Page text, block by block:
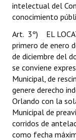
intelectual del
conocimiento
Art. 3º) EL
primero de enero
de diciembre del
se conviene
Municipal, de
genere derecho
Orlando con la
Municipal de
corridos de
como fecha